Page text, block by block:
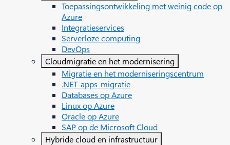
Toepassingsontwikkeling met weinig code op
Azure
Integratieservices
Serverloze computing
DevOps
Cloudmigratie en het modernisering
Migratie en het moderniseringscentrum
.NET-apps-migratie
Databases op Azure
Linux op Azure
Oracle op Azure
SAP op de Microsoft Cloud
Hybride cloud en infrastructuur